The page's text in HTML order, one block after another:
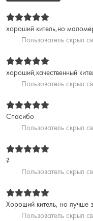
хороший китель,но
Пользователь скрыл
хороший,качественный
Пользователь скрыл
Спасибо
Пользователь скрыл
?
Пользователь скрыл
Хороший китель, но лучше
Пользователь скрыл